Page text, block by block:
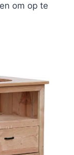
om op te